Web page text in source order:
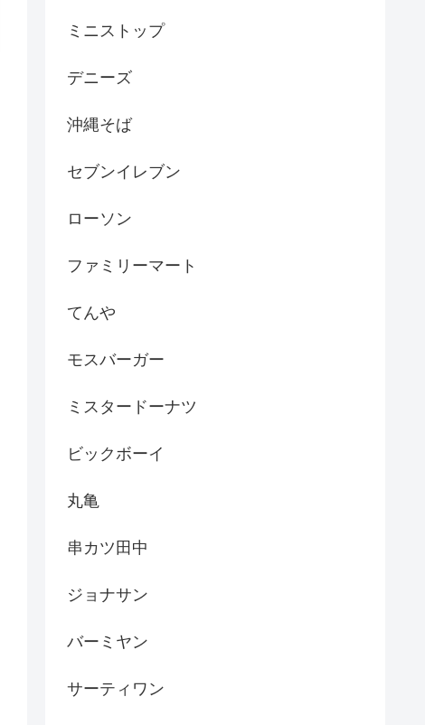
ミニストップ
デニーズ
沖縄そば
セブンイレブン
ローソン
ファミリーマート
てんや
モスバーガー
ミスタードーナツ
ビックボーイ
丸亀
串カツ田中
ジョナサン
バーミヤン
サーティワン